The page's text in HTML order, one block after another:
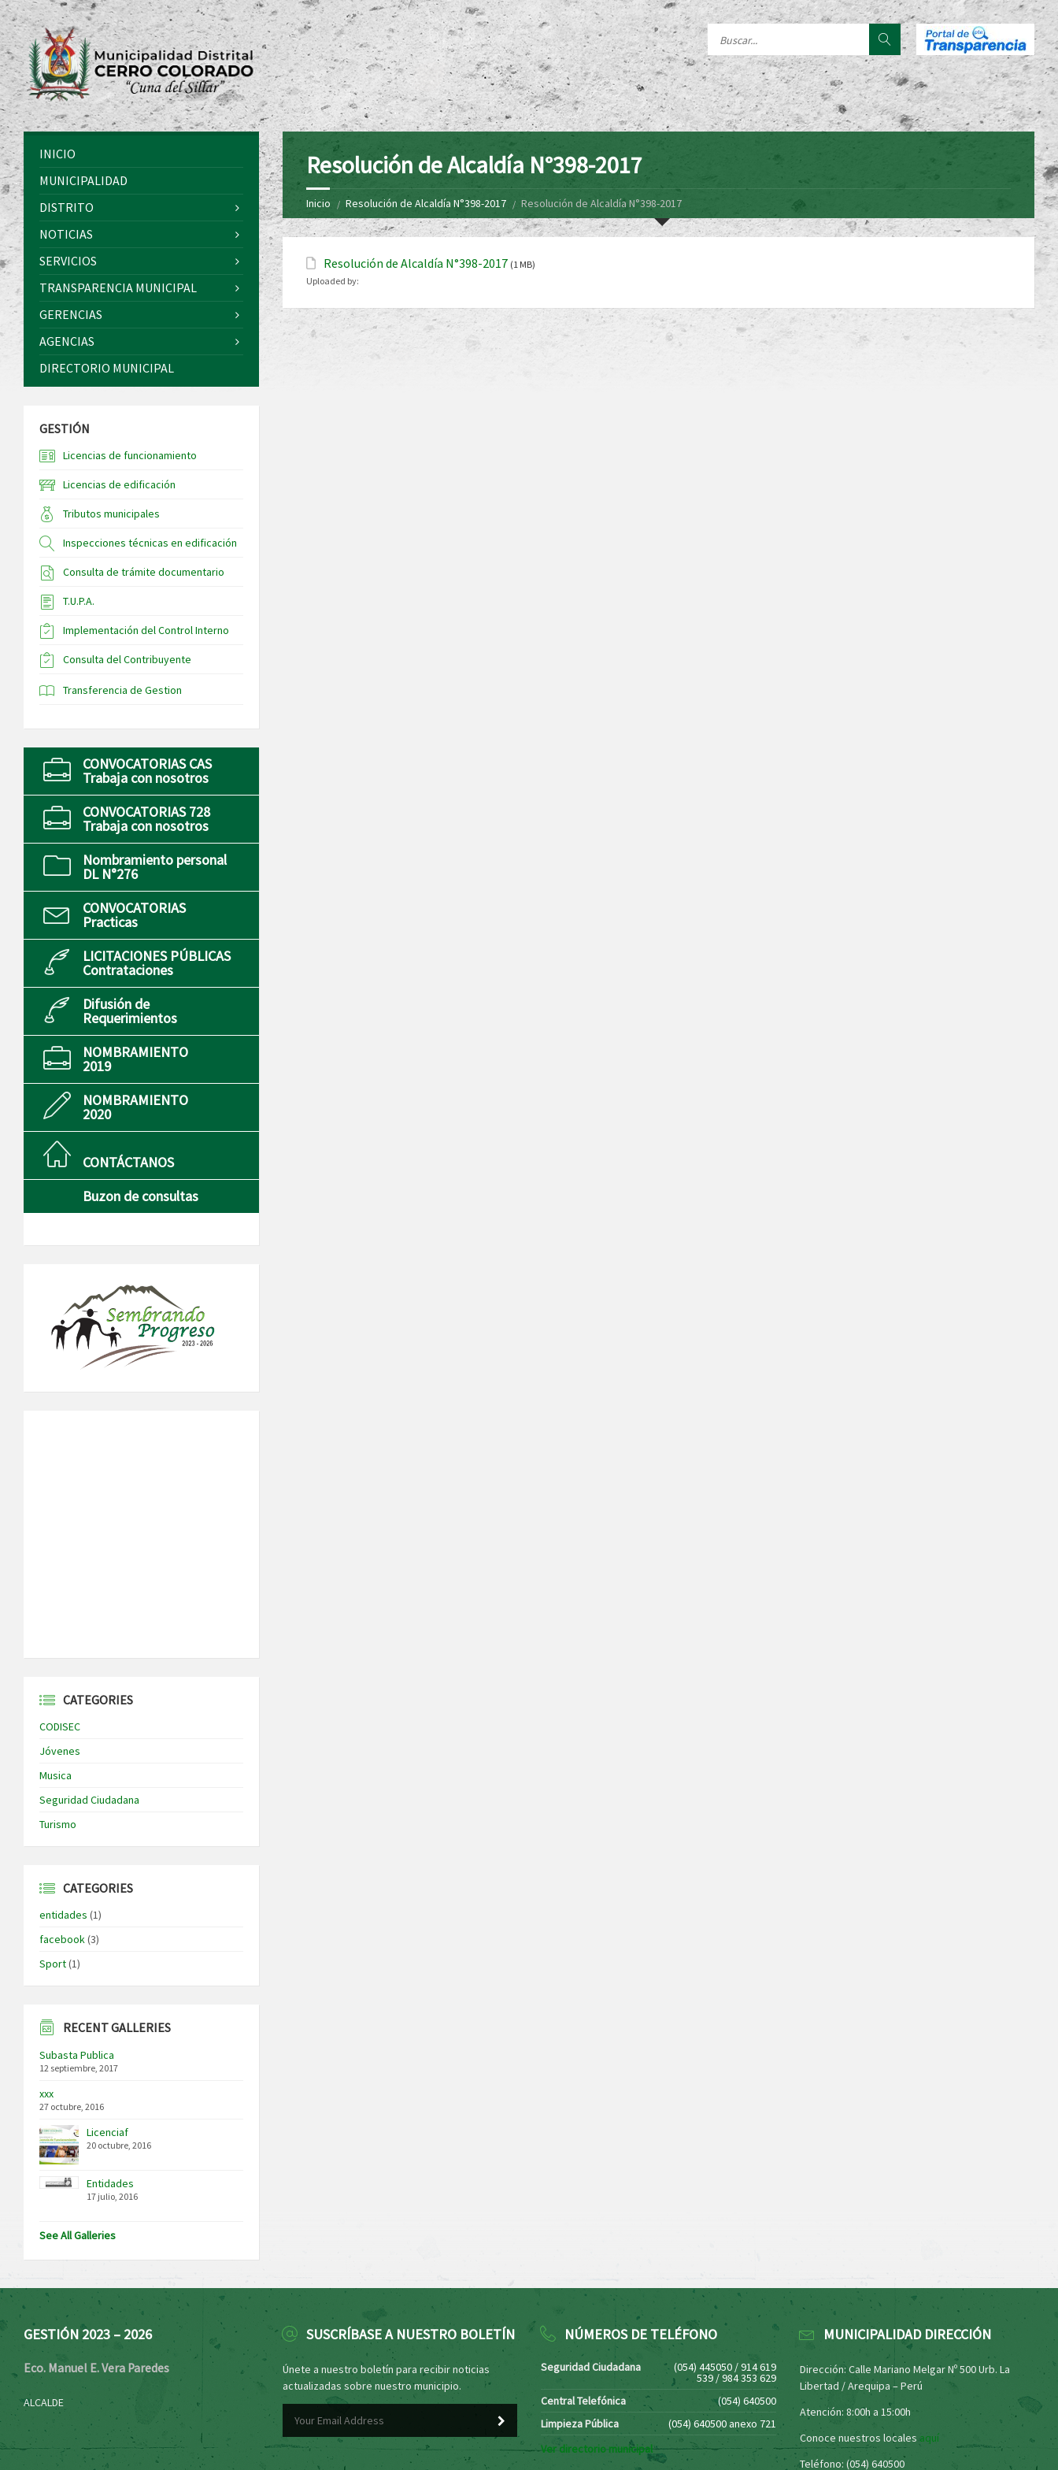
Resolución de Alcaldía N°398-2017
Inicio Resolución de Alcaldía N°398-2017 Resolución de Alcaldía N°398-2017
Resolución de Alcaldía N°398-2017 (1 MB)
Uploaded by:
INICIO
MUNICIPALIDAD
DISTRITO
NOTICIAS
SERVICIOS
TRANSPARENCIA MUNICIPAL
GERENCIAS
AGENCIAS
DIRECTORIO MUNICIPAL
GESTIÓN
Licencias de funcionamiento
Licencias de edificación
Tributos municipales
Inspecciones técnicas en edificación
Consulta de trámite documentario
T.U.P.A.
Implementación del Control Interno
Consulta del Contribuyente
Transferencia de Gestion
CONVOCATORIAS CAS
Trabaja con nosotros
CONVOCATORIAS 728
Trabaja con nosotros
Nombramiento personal
DL N°276
CONVOCATORIAS
Practicas
LICITACIONES PÚBLICAS
Contrataciones
Difusión de
Requerimientos
NOMBRAMIENTO
2019
NOMBRAMIENTO
2020
CONTÁCTANOS
Buzon de consultas
CATEGORIES
CODISEC
Jóvenes
Musica
Seguridad Ciudadana
Turismo
CATEGORIES
entidades (1)
facebook(3)
Sport(1)
RECENT GALLERIES
Subasta Publica
12 septiembre, 2017
xxx
27 octubre, 2016
Licenciaf
20 octubre, 2016
Entidades
17 julio, 2016
See All Galleries
GESTIÓN 2023 – 2026
Eco. Manuel E. Vera Paredes
ALCALDE
SUSCRÍBASE A NUESTRO BOLETÍN
Únete a nuestro boletín para recibir noticias
actualizadas sobre nuestro municipio.
NÚMEROS DE TELÉFONO
Seguridad Ciudadana (054) 445050 / 914 619
539 / 984 353 629
Central Telefónica
(054) 640500
Limpieza Pública
(054) 640500 anexo 721
Ver directorio municipal
MUNICIPALIDAD DIRECCIÓN
Dirección: Calle Mariano Melgar Nº 500 Urb. La
Libertad / Arequipa – Perú
Atención: 8:00h a 15:00h
Conoce nuestros locales aquí
Teléfono: (054) 640500